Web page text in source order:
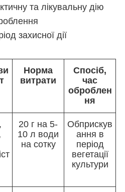
та лікувальну дію
захисної дії
Норма
витрати
Спосіб,
час
оброблен
ня
20 г на 5-
10 л води
на сотку
Обприскув
ання в
період
вегетації
культури